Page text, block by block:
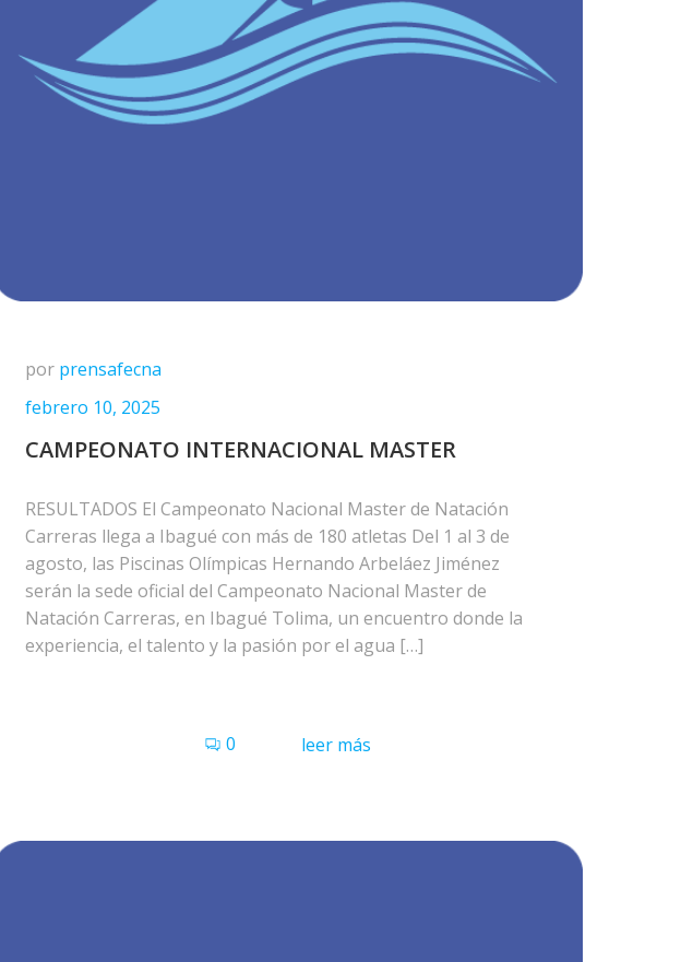
por prensafecna
febrero 10, 2025
CAMPEONATO INTERNACIONAL MASTER
RESULTADOS El Campeonato Nacional Master de Natación
Carreras llega a Ibagué con más de 180 atletas Del 1 al 3 de
agosto, las Piscinas Olímpicas Hernando Arbeláez Jiménez
serán la sede oficial del Campeonato Nacional Master de
Natación Carreras, en Ibagué Tolima, un encuentro donde la
experiencia, el talento y la pasión por el agua […]
0 leer más